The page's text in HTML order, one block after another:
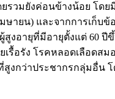
รวมยังค่อนข้างน้อย โดย
ษายน) และจากการเก็บ
สูงอายุที่มีอายุตั้งแต่ 60 ปี
เรื้อรัง โรคหลอดเลือดสม
งกว่าประชากรกลุ่มอื่น โ